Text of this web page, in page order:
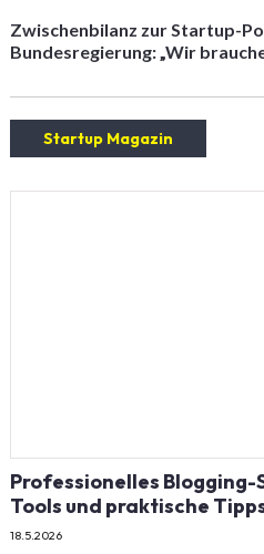
Zwischenbilanz zur Startup-
Bundesregierung: „Wir
Startup Magazin
Professionelles Blogging-
Tools und praktische
18.5.2026